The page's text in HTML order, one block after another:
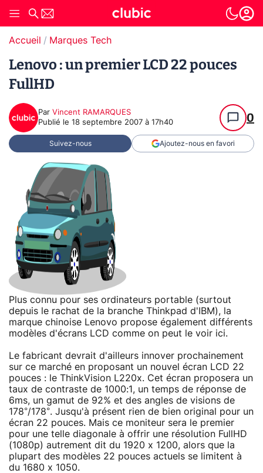
Accueil Marques Tech
Lenovo : un premier LCD 22 pouces
FullHD
Par Vincent RAMARQUES
Publié le 18 septembre 2007 à 17h40 0
Suivez-nous Ajoutez-nous en favori
Plus connu pour ses ordinateurs portable (surtout
depuis le rachat de la branche Thinkpad d'IBM), la
marque chinoise Lenovo propose également différents
modèles d'écrans LCD comme on peut le voir ici.
Le fabricant devrait d'ailleurs innover prochainement
sur ce marché en proposant un nouvel écran LCD 22
pouces : le ThinkVision L220x. Cet écran proposera un
taux de contraste de 1000:1, un temps de réponse de
6ms, un gamut de 92% et des angles de visions de
178°/178°. Jusqu'à présent rien de bien original pour un
écran 22 pouces. Mais ce moniteur sera le premier
pour une telle diagonale à offrir une résolution FullHD
(1080p) autrement dit du 1920 x 1200, alors que la
plupart des modèles 22 pouces actuels se limitent à
du 1680 x 1050.